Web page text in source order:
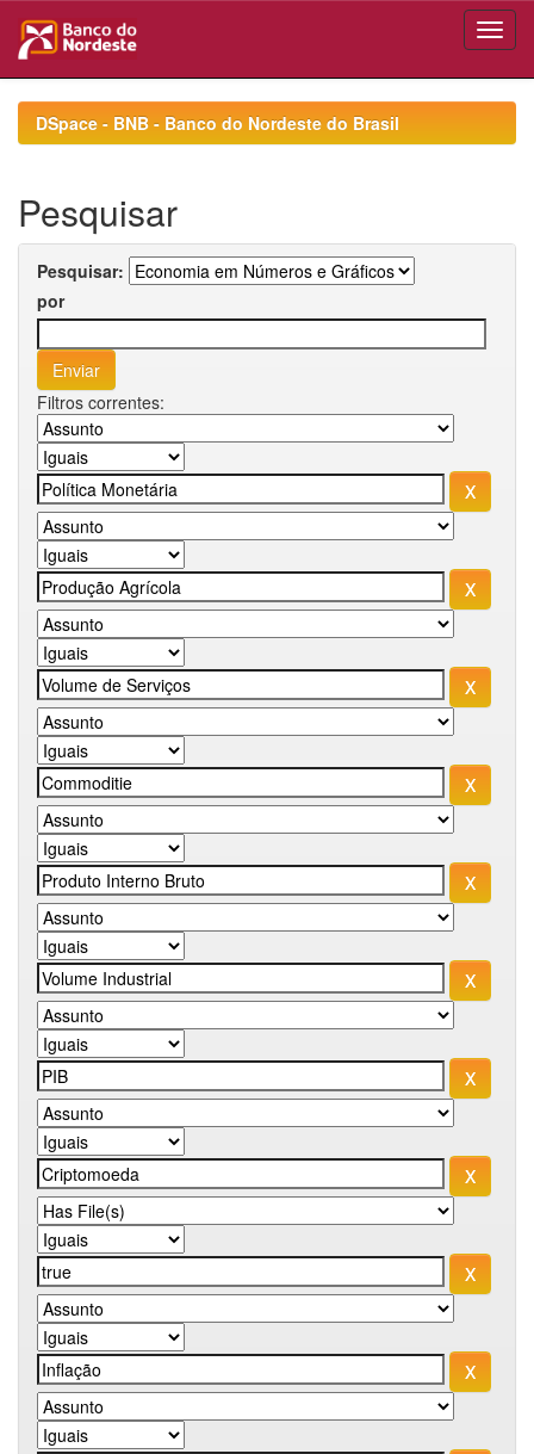
navigationDSpace - BNB - Banco do Nordeste do Brasil
Pesquisar
Pesquisar:
por
Filtros correntes: